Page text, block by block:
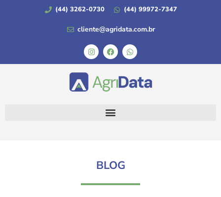
(44) 3262-0730 (44) 99972-7347
cliente@agridata.com.br
BLOG